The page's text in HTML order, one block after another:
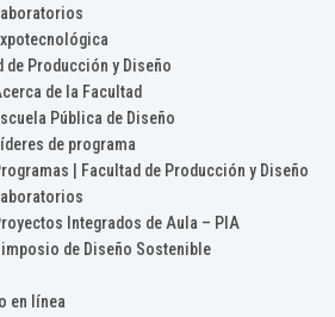
de Producción y Diseño
de la Facultad
Pública de Diseño
de programa
| Facultad de Producción y Diseño
Integrados de Aula – PIA
de Diseño Sostenible
en línea